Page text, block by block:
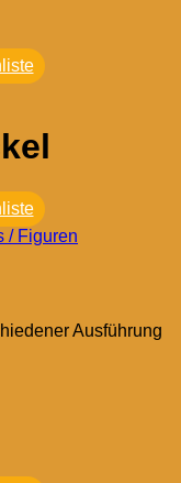
/ Figuren
Ausführung